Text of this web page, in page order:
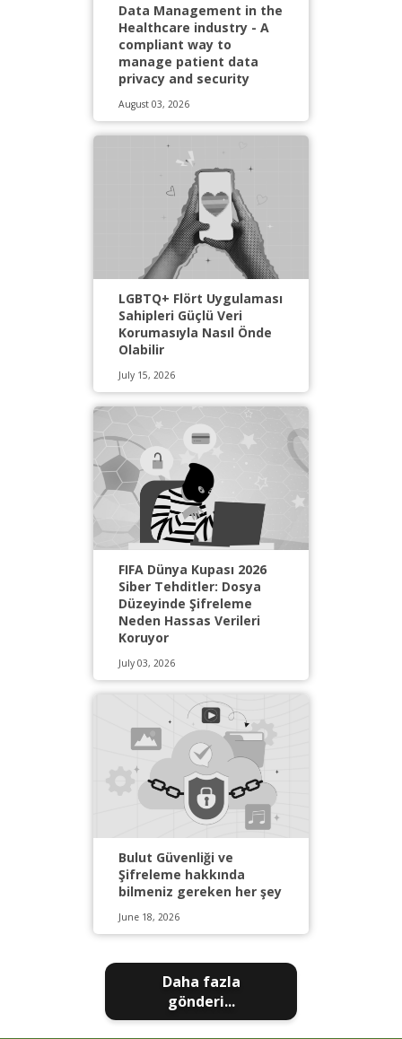
Data Management in the
Healthcare industry - A
compliant way to
manage patient data
privacy and security
August 03, 2026
LGBTQ+ Flört Uygulaması
Sahipleri Güçlü Veri
Korumasıyla Nasıl Önde
Olabilir
July 15, 2026
FIFA Dünya Kupası 2026
Siber Tehditler: Dosya
Düzeyinde Şifreleme
Neden Hassas Verileri
Koruyor
July 03, 2026
Bulut Güvenliği ve
Şifreleme hakkında
bilmeniz gereken her şey
June 18, 2026
Daha fazla
gönderi...